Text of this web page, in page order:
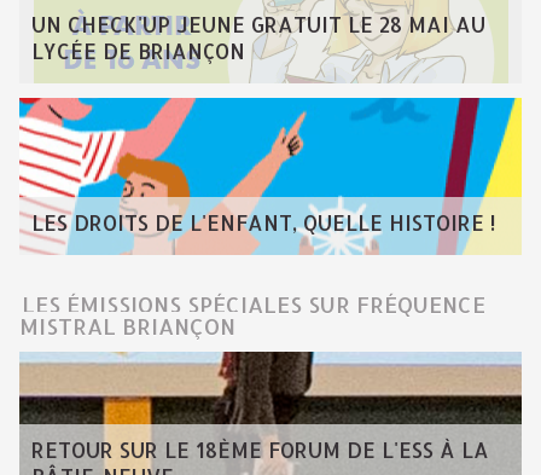
UN CHECK'UP JEUNE GRATUIT LE 28 MAI AU
LYCÉE DE BRIANÇON
LES DROITS DE L'ENFANT, QUELLE HISTOIRE !
LES ÉMISSIONS SPÉCIALES SUR FRÉQUENCE
MISTRAL BRIANÇON
RETOUR SUR LE 18ÈME FORUM DE L'ESS À LA